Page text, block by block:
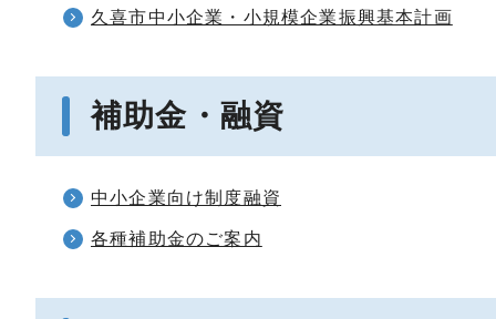
久喜市中小企業・小規模企業振興基本計画
補助金・融資
中小企業向け制度融資
各種補助金のご案内